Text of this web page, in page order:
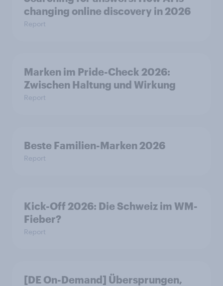
changing online discovery in 2026
Report
Marken im Pride-Check 2026:
Zwischen Haltung und Wirkung
Report
Beste Familien-Marken 2026
Report
Kick-Off 2026: Die Schweiz im WM-
Fieber?​
Report
[DE On-Demand] Übersprungen,